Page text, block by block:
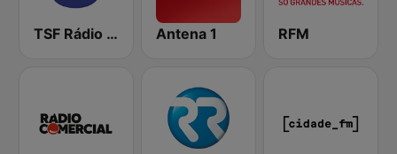
TSF Rádio Notícias Antena 1 RFM